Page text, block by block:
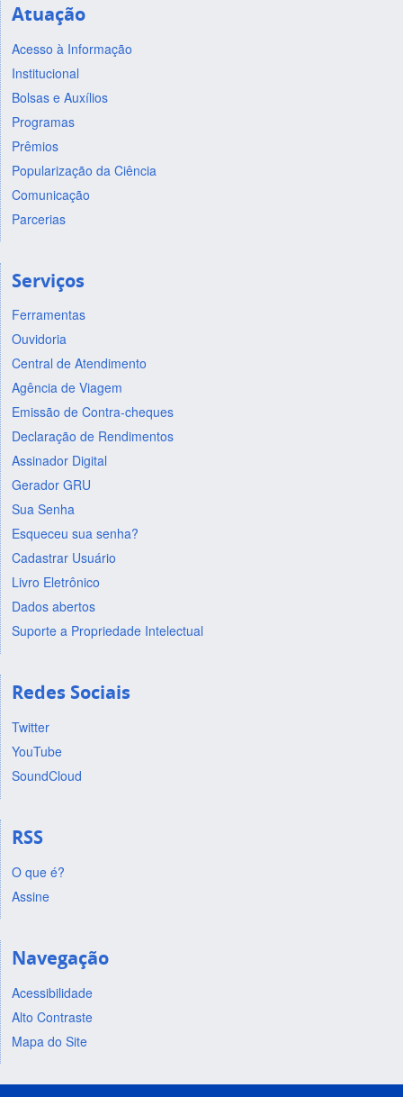
Atuação
Acesso à Informação
Institucional
Bolsas e Auxílios
Programas
Prêmios
Popularização da Ciência
Comunicação
Parcerias
Serviços
Ferramentas
Ouvidoria
Central de Atendimento
Agência de Viagem
Emissão de Contra-cheques
Declaração de Rendimentos
Assinador Digital
Gerador GRU
Sua Senha
Esqueceu sua senha?
Cadastrar Usuário
Livro Eletrônico
Dados abertos
Suporte a Propriedade Intelectual
Redes Sociais
Twitter
YouTube
SoundCloud
RSS
O que é?
Assine
Navegação
Acessibilidade
Alto Contraste
Mapa do Site